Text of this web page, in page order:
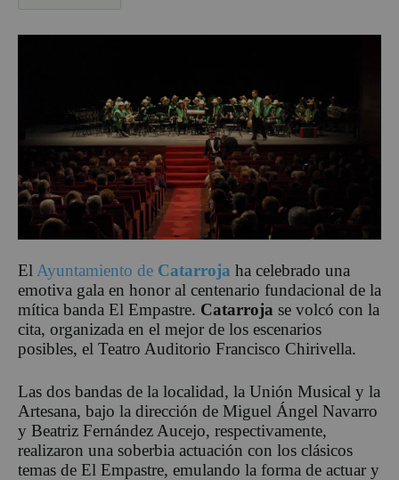
El Ayuntamiento de Catarroja ha celebrado una
emotiva gala en honor al centenario fundacional de la
mítica banda El Empastre. Catarroja se volcó con la
cita, organizada en el mejor de los escenarios
posibles, el Teatro Auditorio Francisco Chirivella.
Las dos bandas de la localidad, la Unión Musical y la
Artesana, bajo la dirección de Miguel Ángel Navarro
y Beatriz Fernández Aucejo, respectivamente,
realizaron una soberbia actuación con los clásicos
temas de El Empastre, emulando la forma de actuar y